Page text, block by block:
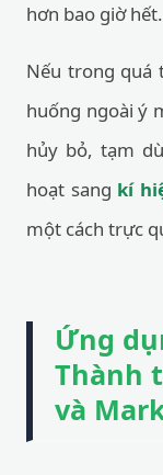
hơn bao giờ hết.
Nếu trong quá
huống ngoài ý
hủy bỏ, tạm
hoạt sang kí
một cách trực
Ứng
Thành
và